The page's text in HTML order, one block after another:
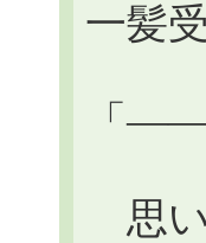
一髪
「
思い